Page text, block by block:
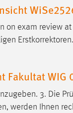
on exam review
Fakultat WIG
3. Die
werden Ihnen
Website.
MIBEW_UserID,